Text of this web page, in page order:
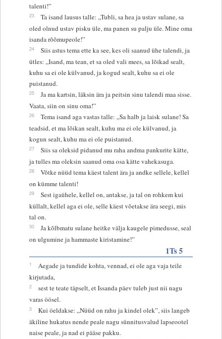
talenti!”
23
Ta isand lausus talle: „Tubli, sa hea ja ustav sulane, sa
oled olnud ustav pisku üle, ma panen su palju üle. Mine oma
isanda rõõmupeole!”
24
Siis astus tema ette ka see, kes oli saanud ühe talendi, ja
ütles: „Isand, ma tean, et sa oled vali mees, sa lõikad sealt,
kuhu sa ei ole külvanud, ja kogud sealt, kuhu sa ei ole
puistanud.
25
Ja ma kartsin, läksin ära ja peitsin sinu talendi maa sisse.
Vaata, siin on sinu oma!”
26
Tema isand aga vastas talle: „Sa halb ja laisk sulane! Sa
teadsid, et ma lõikan sealt, kuhu ma ei ole külvanud, ja
kogun sealt, kuhu ma ei ole puistanud.
27
Siis sa oleksid pidanud mu raha andma pankurite kätte,
ja tulles ma oleksin saanud oma osa kätte vahekasuga.
28
Võtke nüüd tema käest talent ära ja andke sellele, kellel
on kümme talenti!
29
Sest igaühele, kellel on, antakse, ja tal on rohkem kui
küllalt, kellel aga ei ole, selle käest võetakse ära seegi, mis
tal on.
30
Ja kõlbmatu sulane heitke välja kaugele pimedusse, seal
on ulgumine ja hammaste kiristamine!”
1Ts 5
1
Aegade ja tundide kohta, vennad, ei ole aga vaja teile
kirjutada,
2
sest te teate täpselt, et Issanda päev tuleb just nii nagu
varas öösel.
3
Kui öeldakse: „Nüüd on rahu ja kindel olek”, siis langeb
äkiline hukatus nende peale nagu sünnitusvalud lapseootel
naise peale, ja nad ei pääse pakku.